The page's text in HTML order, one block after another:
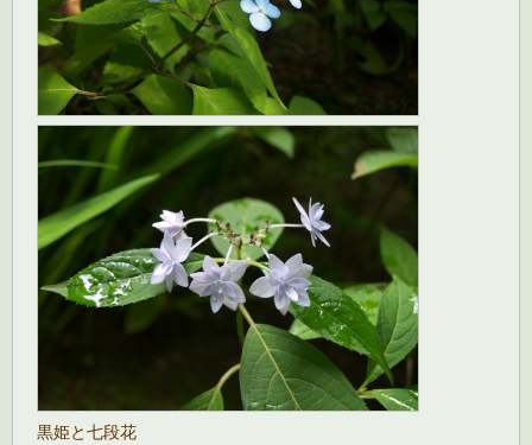
黒姫と七段花